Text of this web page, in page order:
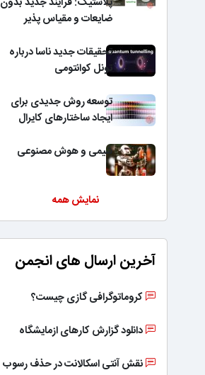
ضایعات و مقیاس پذیر
تحقیقات جدید ناسا درباره
تونل کوانتومی
توسعه روش جدیدی برای
ایجاد ساختارهای کایرال
شیمی و هوش مصنوعی
نمایش همه
آخرین ارسال های انجمن
کروماتوگرافی گازی چیست؟
دانلود گزارش کارهای ازمایشگاه
نقش آنتی اسکالانت در حذف رسوب